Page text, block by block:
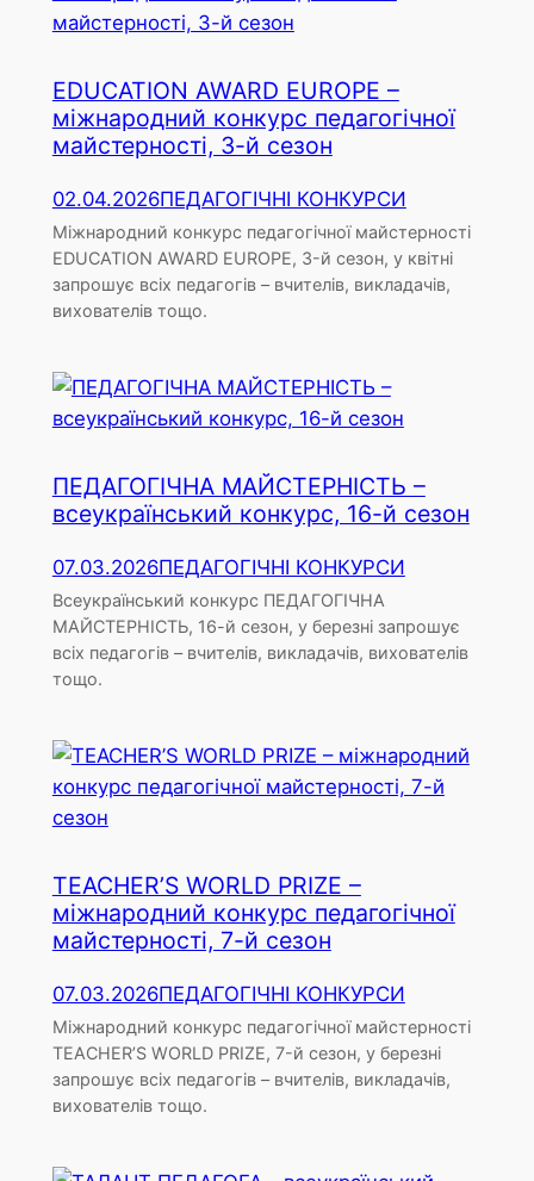
EDUCATION AWARD EUROPE –
міжнародний конкурс педагогічної
майстерності, 3-й сезон
02.04.2026ПЕДАГОГІЧНІ КОНКУРСИ
Міжнародний конкурс педагогічної майстерності
EDUCATION AWARD EUROPE, 3-й сезон, у квітні
запрошує всіх педагогів – вчителів, викладачів,
вихователів тощо.
ПЕДАГОГІЧНА МАЙСТЕРНІСТЬ –
всеукраїнський конкурс, 16-й сезон
07.03.2026ПЕДАГОГІЧНІ КОНКУРСИ
Всеукраїнський конкурс ПЕДАГОГІЧНА
МАЙСТЕРНІСТЬ, 16-й сезон, у березні запрошує
всіх педагогів – вчителів, викладачів, вихователів
тощо.
TEACHER’S WORLD PRIZE –
міжнародний конкурс педагогічної
майстерності, 7-й сезон
07.03.2026ПЕДАГОГІЧНІ КОНКУРСИ
Міжнародний конкурс педагогічної майстерності
TEACHER’S WORLD PRIZE, 7-й сезон, у березні
запрошує всіх педагогів – вчителів, викладачів,
вихователів тощо.